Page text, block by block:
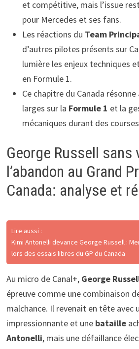
et compétitive, mais l’issue
pour Mercedes et ses fans.
Les réactions du Team
d’autres pilotes présents sur
lumière les enjeux techniques
en Formule 1.
Ce chapitre du Canada
larges sur la Formule 1 et la
mécaniques durant des
George Russell sans
l’abandon au Grand
Canada: analyse et
Lire aussi :
Kimi Antonelli devance George Russell :
lors des essais libres du GP du Canada
Au micro de Canal+, George
épreuve comme une combinaison
malchance. Il revenait en tête avec
impressionnante et une bataille
Antonelli, mais une défaillance